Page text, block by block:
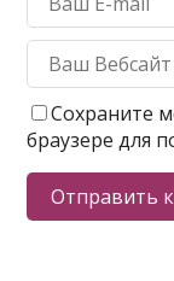
Сохраните
браузере для